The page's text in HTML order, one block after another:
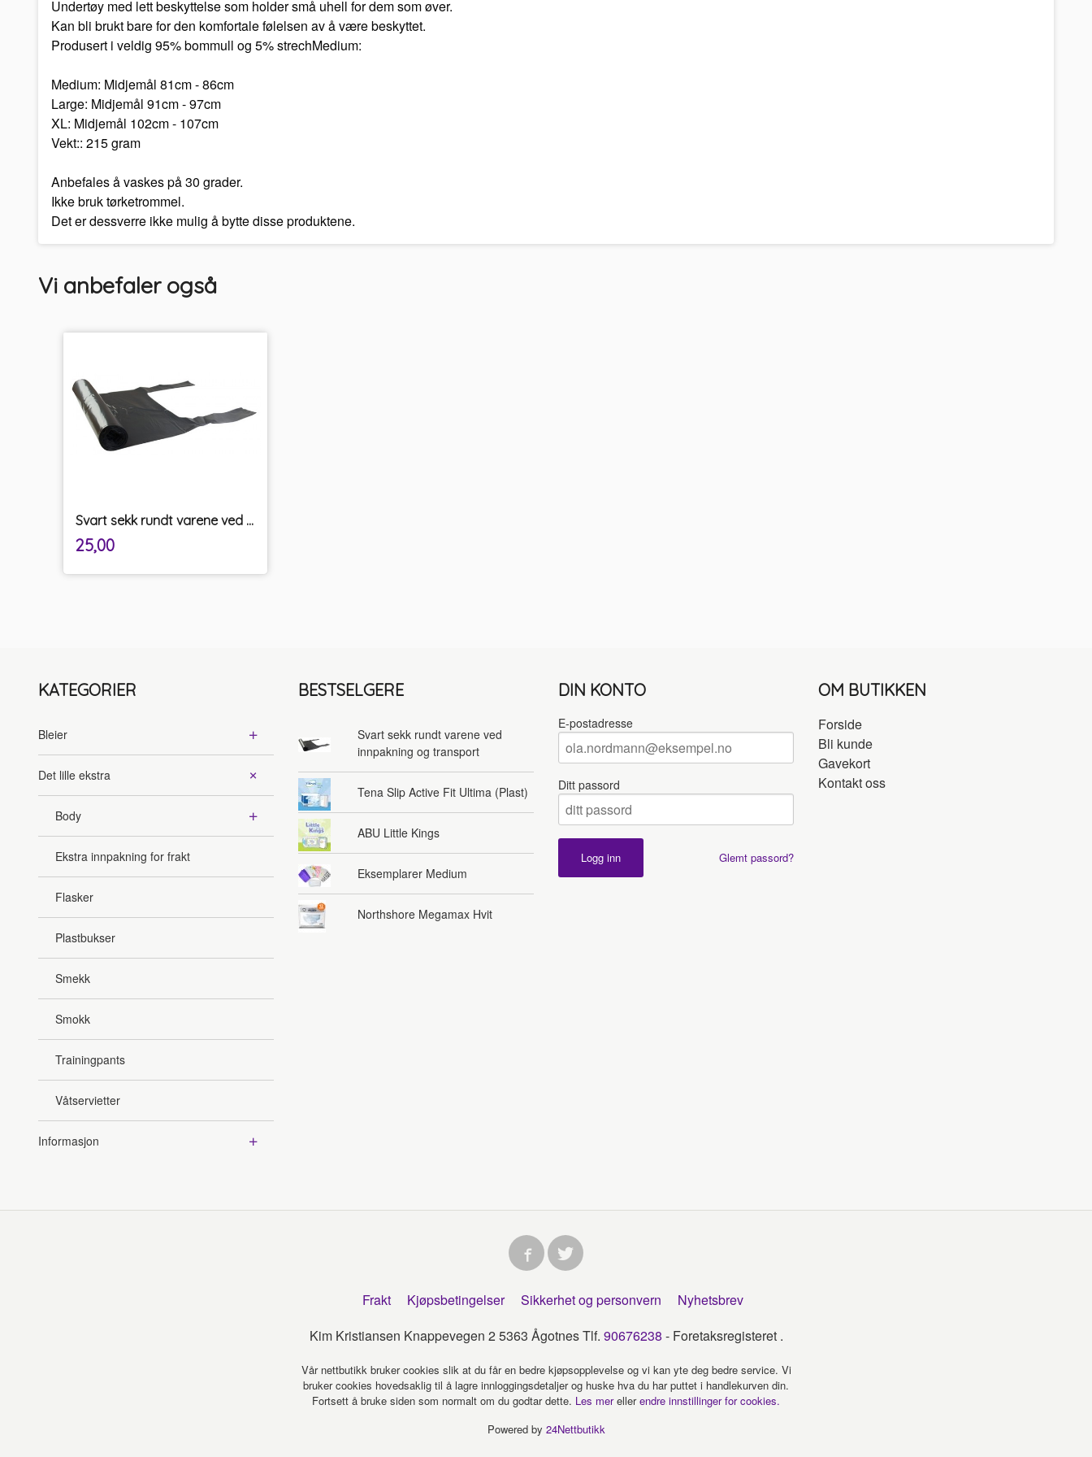
Undertøy med lett beskyttelse som holder små uhell for dem som øver.
Kan bli brukt bare for den komfortale følelsen av å være beskyttet.
Produsert i veldig 95% bommull og 5% strechMedium:
Medium: Midjemål 81cm - 86cm
Large: Midjemål 91cm - 97cm
XL: Midjemål 102cm - 107cm
Vekt:: 215 gram
Anbefales å vaskes på 30 grader.
Ikke bruk tørketrommel.
Det er dessverre ikke mulig å bytte disse produktene.
Vi anbefaler også
Svart sekk rundt varene ved innpakning og transport
Pris
25,00mva.
KATEGORIER
Bleier
Det lille ekstra
Body
Ekstra innpakning for frakt
Flasker
Plastbukser
Smekk
Smokk
Trainingpants
Våtservietter
Informasjon
BESTSELGERE
Svart sekk rundt varene ved
innpakning og transport
Tena Slip Active Fit Ultima (Plast)
ABU Little Kings
Eksemplarer Medium
Northshore Megamax Hvit
DIN KONTO
E-postadresse
Ditt passord
Glemt passord?
OM BUTIKKEN
Forside
Bli kunde
Gavekort
Kontakt oss
Frakt Kjøpsbetingelser Sikkerhet og personvern
Nyhetsbrev
Kim Kristiansen Knappevegen 2 5363 Ågotnes Tlf. 90676238 - Foretaksregisteret .
Vår nettbutikk bruker cookies slik at du får en bedre kjøpsopplevelse og vi kan yte deg bedre service. Vi
bruker cookies hovedsaklig til å lagre innloggingsdetaljer og huske hva du har puttet i handlekurven din.
Fortsett å bruke siden som normalt om du godtar dette. Les merellerendre innstillinger for cookies.
Powered by 24Nettbutikk